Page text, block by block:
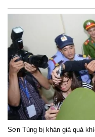
Sơn Tùng bị khán giả quá